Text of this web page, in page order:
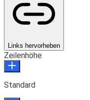
Links hervorheben
Zeilenhöhe
Standard